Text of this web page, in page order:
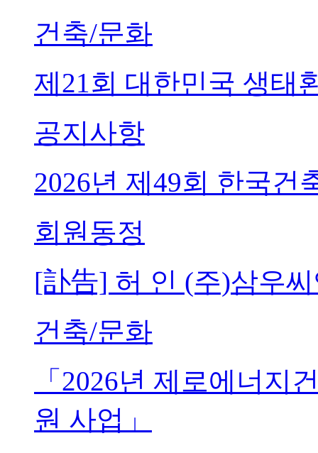
건축/문화
제21회 대한민국 생태
공지사항
2026년 제49회 한국건
회원동정
[訃告] 허 인 (주)삼우
건축/문화
「2026년 제로에너지
원 사업」